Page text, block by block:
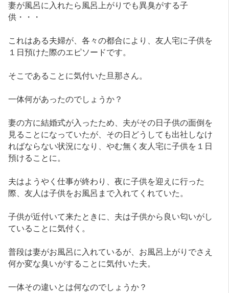
妻が風呂に入れたら風呂上がりでも異臭がする子
供・・・
これはある夫婦が、各々の都合により、友人宅に子供を
１日預けた際のエピソードです。
そこであることに気付いた旦那さん。
一体何があったのでしょうか？
妻の方に結婚式が入ったため、夫がその日子供の面倒を
見ることになっていたが、その日どうしても出社しなけ
ればならない状況になり、やむ無く友人宅に子供を１日
預けることに。
夫はようやく仕事が終わり、夜に子供を迎えに行った
際、友人は子供をお風呂まで入れてくれていた。
子供が近付いて来たときに、夫は子供から良い匂いがし
ていることに気付く。
普段は妻がお風呂に入れているが、お風呂上がりでさえ
何か変な臭いがすることに気付いた夫。
一体その違いとは何なのでしょうか？